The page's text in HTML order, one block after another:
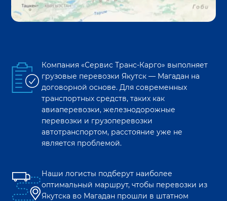
Компания «Сервис Транс-Карго» выполняет
грузовые перевозки Якутск — Магадан на
договорной основе. Для современных
транспортных средств, таких как
авиаперевозки, железнодорожные
перевозки и грузоперевозки
автотранспортом, расстояние уже не
является проблемой.
Наши логисты подберут наиболее
оптимальный маршрут, чтобы перевозки из
Якутска во Магадан прошли в штатном